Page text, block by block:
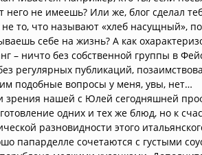
него не имеешь? Или же, блог сделал
то, что называют «хлеб насущный»,
себе на жизнь? А как
– ничто без собственной группы в
регулярных публикаций,
подобные вопросы у меня, увы, нет…
зрения нашей с Юлей сегодняшней
одних и тех же блюд, но к
разновидности этого
папарделле сочетаются с густыми